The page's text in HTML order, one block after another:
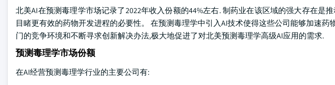
北美AI在预测毒理学市场记录了2022年收入份额的44%左右. 制药业在该区域的强大存在是
目睹更有效的药物开发进程的必要性。 在预测毒理学中引入AI技术使得这些公司能够加速药
门的竞争环境和不断寻求创新解决办法,极大地促进了对北美预测毒理学高级AI应用的需求.
预测毒理学市场份额
在AI经营预测毒理学行业的主要公司有: